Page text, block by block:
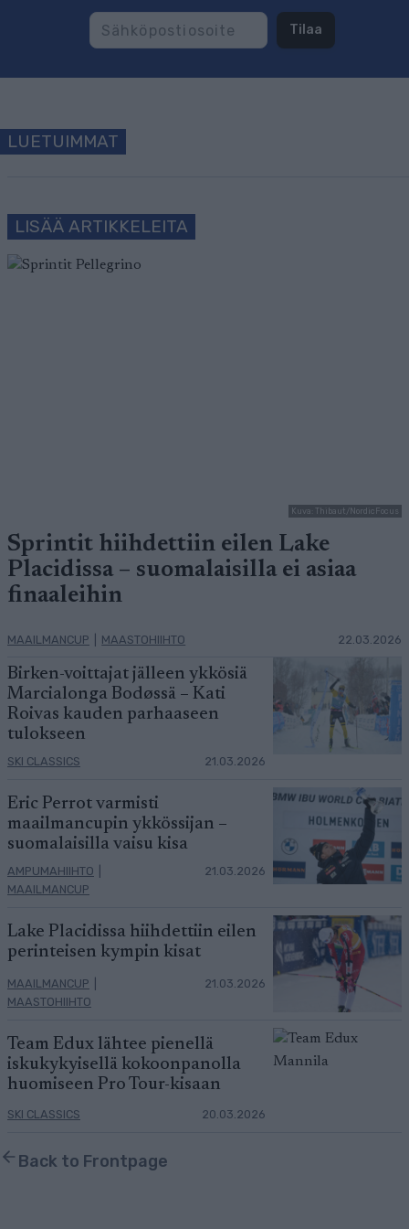
Tilaa
LUETUIMMAT
LISÄÄ ARTIKKELEITA
Kuva: Thibaut/NordicFocus
Sprintit hiihdettiin eilen Lake
Placidissa – suomalaisilla ei asiaa
finaaleihin
MAAILMANCUP MAASTOHIIHTO 22.03.2026
Birken-voittajat jälleen ykkösiä
Marcialonga Bodøssä – Kati
Roivas kauden parhaaseen
tulokseen
SKI CLASSICS 21.03.2026
Eric Perrot varmisti
maailmancupin ykkössijan –
suomalaisilla vaisu kisa
AMPUMAHIIHTO
MAAILMANCUP
21.03.2026
Lake Placidissa hiihdettiin eilen
perinteisen kympin kisat
MAAILMANCUP
MAASTOHIIHTO
21.03.2026
Team Edux lähtee pienellä
iskukykyisellä kokoonpanolla
huomiseen Pro Tour-kisaan
SKI CLASSICS 20.03.2026
Back to Frontpage